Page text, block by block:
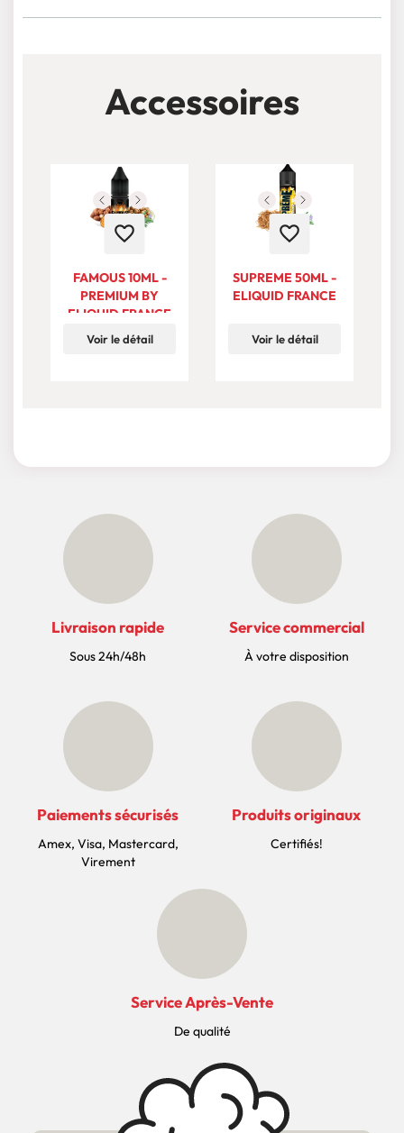
Accessoires
favorite_border
FAMOUS 10ML -
PREMIUM BY
ELIQUID FRANCE
Voir le détail
favorite_border
SUPREME 50ML -
ELIQUID FRANCE
Voir le détail
Livraison rapide
Sous 24h/48h
Service commercial
À votre disposition
Paiements sécurisés
Amex, Visa, Mastercard,
Virement
Produits originaux
Certifiés!
Service Après-Vente
De qualité